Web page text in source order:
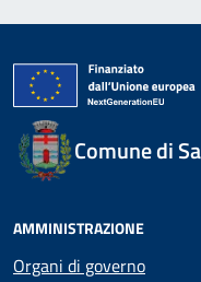
Comune di
AMMINISTRAZIONE
Organi di governo